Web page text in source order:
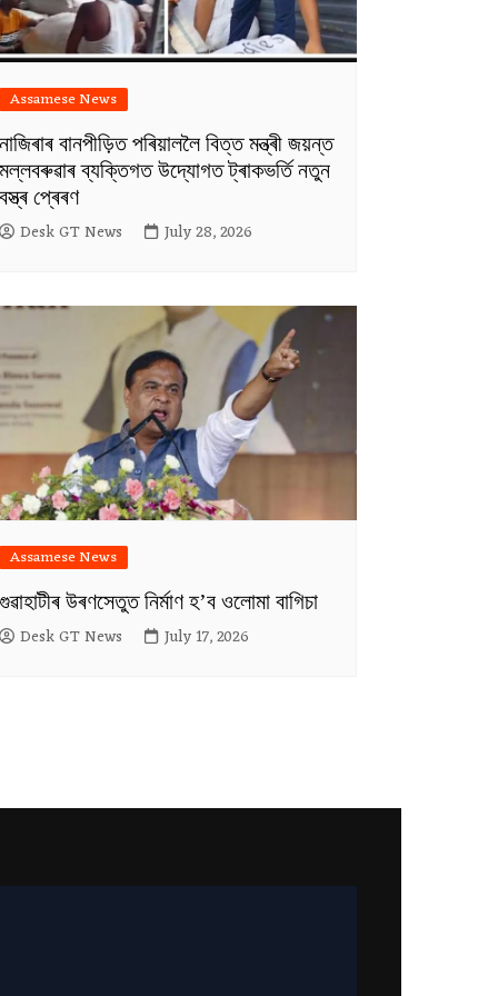
Assamese News
বানপীড়িত পৰিয়াললৈ বিত্ত মন্ত্ৰী জয়ন্ত
ব্যক্তিগত উদ্যোগত ট্ৰাকভৰ্তি নতুন
প্ৰেৰণ
Desk GT News July 28, 2026
Assamese News
উৰণসেতুত নিৰ্মাণ হ’ব ওলোমা বাগিচা
Desk GT News July 17, 2026